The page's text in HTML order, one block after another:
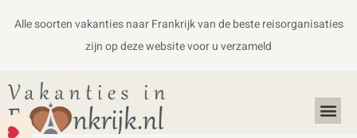
Alle soorten vakanties naar Frankrijk van de beste reisorganisaties
zijn op deze website voor u verzameld